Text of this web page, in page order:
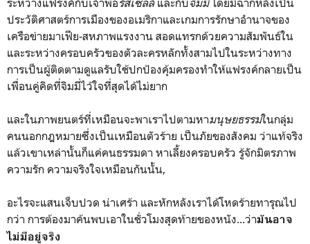
ประวัติศาสตร์การเมืองของอเมริกาและเกมการรักษาอำนาจของ
เครือข่ายมาเฟีย-สหภาพแรงงาน สอดแทรกด้วยความสัมพันธ์ใน
และระหว่างครอบครัวของตัวละครหลักทั้งสามไปในระหว่างทาง
การเป็นผู้ติดตามดูแลรับใช้ปกป้องคุ้มครองทำให้แฟรงค์กลายเป็น
เพื่อนคู่คิดที่จิมมี่ไว้ใจที่สุดได้ไม่ยาก
และในภาพยนตร์ที่เหมือนจะพาเราไปตามหามนุษยธรรมในกลุ่ม
คนนอกกฎหมายซึ่งเป็นเหมือนตัวร้าย เป็นภัยของสังคม ว่าแท้จริง
แล้วเขาเหล่านั้นก็แค่คนธรรมดา หาเลี้ยงครอบครัว รู้จักมิตรภาพ
ความรัก ความจริงใจเหมือนกันนั้น,
อะไรจะแสนเจ็บปวด น่าเศร้า และหักหลังเราได้โหดร้ายทารุณไป
กว่า การต้องมาค้นพบเอาในชั่วโมงสุดท้ายของหนัง...ว่ามันอาจ
ไม่มีอยู่จริง